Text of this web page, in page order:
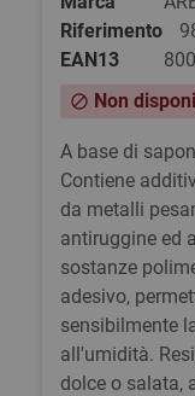
Riferimento
EAN13
block Non
A base di
Contiene
da metalli
antiruggine ed
sostanze
adesivo,
sensibilmente
all'umidità.
dolce o salata,